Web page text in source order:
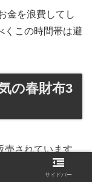
金を浪費してし
くこの時間帯は避
の春財布3
売されています
サイドバー